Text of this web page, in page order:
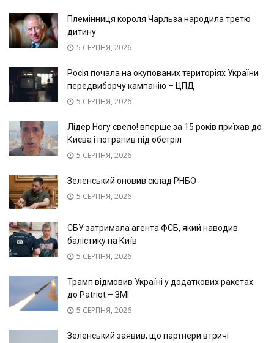
Племінниця короля Чарльза народила третю
дитину
5 СЕРПНЯ, 2026
Росія почала на окупованих територіях України
передвиборчу кампанію – ЦПД
5 СЕРПНЯ, 2026
Лідер Ногу свело! вперше за 15 років приїхав до
Києва і потрапив під обстріл
5 СЕРПНЯ, 2026
Зеленський оновив склад РНБО
5 СЕРПНЯ, 2026
СБУ затримала агента ФСБ, який наводив
балістику на Київ
5 СЕРПНЯ, 2026
Трамп відмовив Україні у додаткових ракетах
до Patriot – ЗМІ
5 СЕРПНЯ, 2026
Зеленський заявив, що партнери втричі